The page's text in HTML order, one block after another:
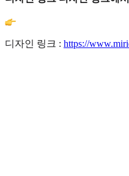
디자인 링크 : https://